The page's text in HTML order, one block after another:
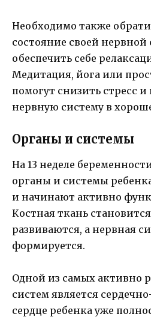
Необходимо также
состояние своей
обеспечить себе
Медитация, йога или
помогут снизить стресс
нервную систему в
Органы и системы
На 13 неделе
органы и системы
и начинают активно
Костная ткань
развиваются, а нервная
формируется.
Одной из самых активно
систем является
сердце ребенка уже